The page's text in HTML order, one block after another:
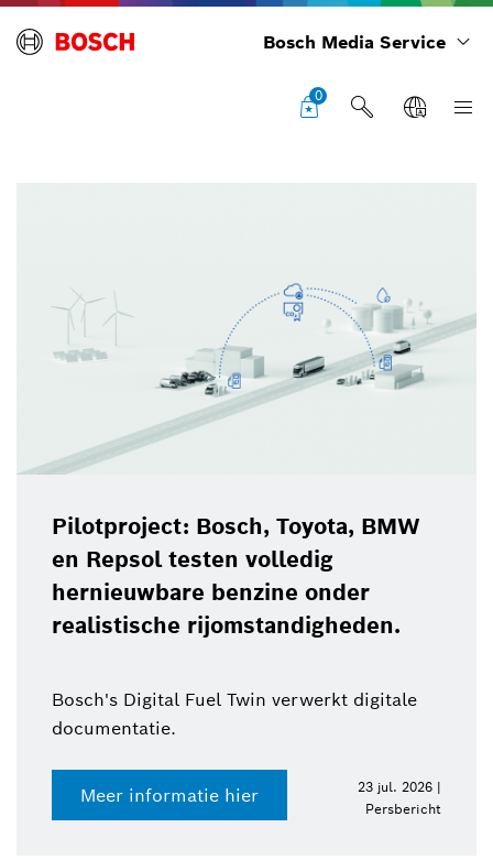
Bosch Media Service
0
Pilotproject: Bosch, Toyota, BMW
en Repsol testen volledig
hernieuwbare benzine onder
realistische rijomstandigheden.
Bosch's Digital Fuel Twin verwerkt digitale
documentatie.
Meer informatie hier
23 jul. 2026 |
Persbericht